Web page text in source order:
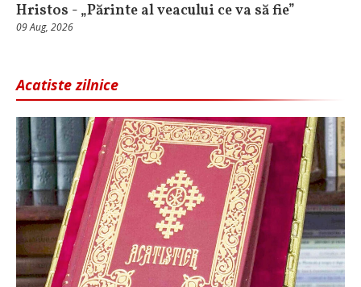
Hristos - „Părinte al veacului ce va să fie”
09 Aug, 2026
Acatiste zilnice